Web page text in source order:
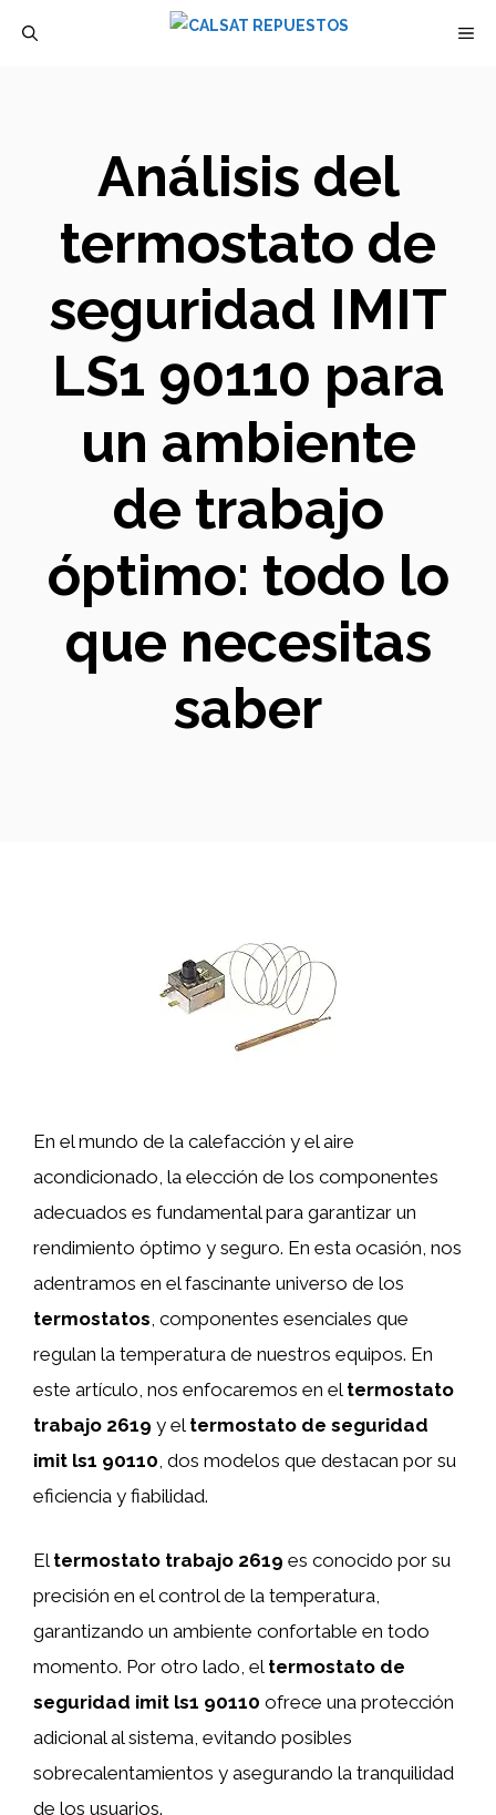
Análisis del
termostato de
seguridad IMIT
LS1 90110 para
un ambiente
de trabajo
óptimo: todo lo
que necesitas
saber
En el mundo de la calefacción y el aire
acondicionado, la elección de los componentes
adecuados es fundamental para garantizar un
rendimiento óptimo y seguro. En esta ocasión, nos
adentramos en el fascinante universo de los
termostatos, componentes esenciales que
regulan la temperatura de nuestros equipos. En
este artículo, nos enfocaremos en el termostato
trabajo 2619 y el termostato de seguridad
imit ls1 90110, dos modelos que destacan por su
eficiencia y fiabilidad.
El termostato trabajo 2619 es conocido por su
precisión en el control de la temperatura,
garantizando un ambiente confortable en todo
momento. Por otro lado, el termostato de
seguridad imit ls1 90110 ofrece una protección
adicional al sistema, evitando posibles
sobrecalentamientos y asegurando la tranquilidad
de los usuarios.